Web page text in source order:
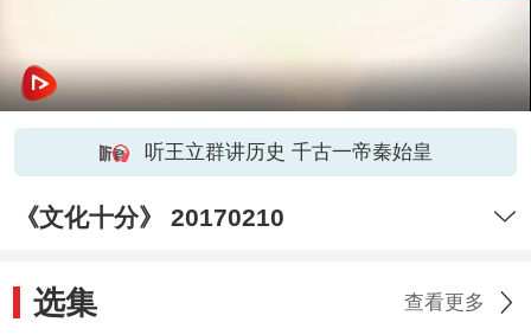
听王立群讲历史 千古一帝秦始皇
《文化十分》 20170210
选集 查看更多